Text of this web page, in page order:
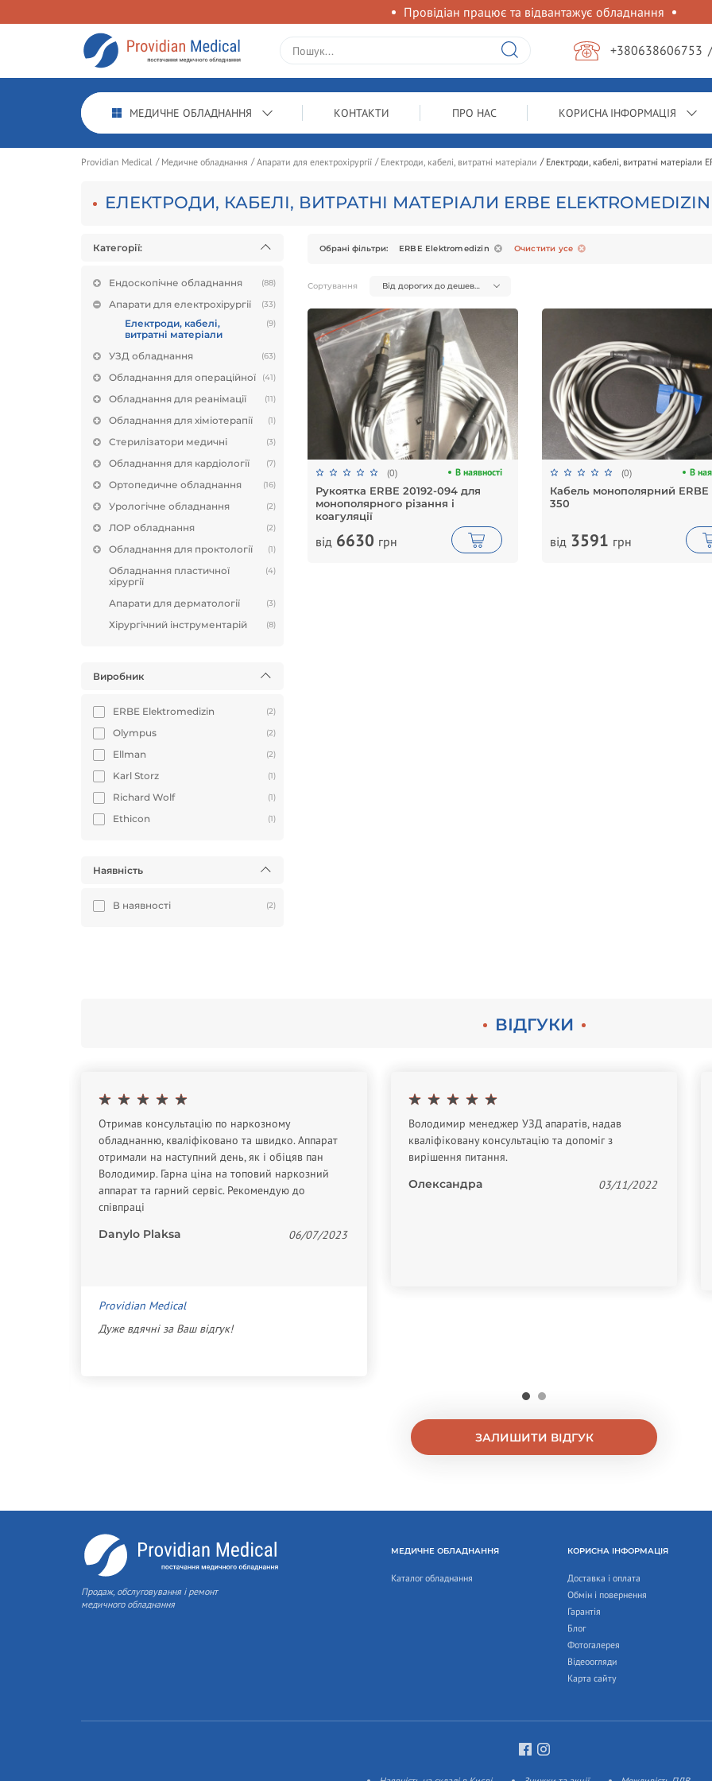
Провідіан працює та відвантажує обладнання
+380638606753 /
МЕДИЧНЕ ОБЛАДНАННЯ КОНТАКТИ ПРО НАС КОРИСНА ІНФОРМАЦІЯ
Providian Medical Медичне обладнання Апарати для електрохірургії Електроди, кабелі, витратні матеріали Електроди, кабелі, витратні матеріали
ЕЛЕКТРОДИ, КАБЕЛІ, ВИТРАТНІ МАТЕРІАЛИ ERBE ELEKTROMEDIZIN
Категорії:
Ендоскопічне обладнання (88)
Апарати для електрохірургії (33)
Електроди, кабелі,
витратні матеріали
(9)
УЗД обладнання (63)
Обладнання для операційної (41)
Обладнання для реанімації (11)
Обладнання для хіміотерапії (1)
Стерилізатори медичні (3)
Обладнання для кардіології (7)
Ортопедичне обладнання (16)
Урологічне обладнання (2)
ЛОР обладнання (2)
Обладнання для проктології (1)
Обладнання пластичної
хірургії
(4)
Апарати для дерматології (3)
Хірургічний інструментарій (8)
Виробник
ERBE Elektromedizin (2)
Olympus (2)
Ellman (2)
Karl Storz (1)
Richard Wolf (1)
Ethicon (1)
Наявність
В наявності (2)
Обрані фільтри: ERBE Elektromedizin Очистити усе
Сортування Від дорогих до дешевих
(0) В наявності
Рукоятка ERBE 20192-094 для
монополярного різання і
коагуляції
від 6630 грн
(0) В
Кабель монополярний ERBE
350
від3591 грн
ВІДГУКИ
Отримав консультацію по наркозному
обладнанню, кваліфіковано та швидко. Аппарат
отримали на наступний день, як і обіцяв пан
Володимир. Гарна ціна на топовий наркозний
аппарат та гарний сервіс. Рекомендую до
співпраці
Danylo Plaksa
06/07/2023
Providian Medical
Дуже вдячні за Ваш відгук!
Володимир менеджер УЗД апаратів, надав
кваліфіковану консультацію та допоміг з
вирішення питання.
Олександра
03/11/2022
ЗАЛИШИТИ ВІДГУК
Продаж, обслуговування і ремонт
медичного обладнання
МЕДИЧНЕ ОБЛАДНАННЯ
Каталог обладнання
КОРИСНА ІНФОРМАЦІЯ
Доставка і оплата
Обмін і повернення
Гарантія
Блог
Фотогалерея
Відеоогляди
Карта сайту